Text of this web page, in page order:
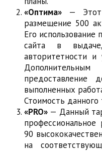
«Оптима» — Этот
размещение 500
Его
сайта в
авторитетности и
предоставление
выполненных
Стоимость данного
«PRO» — Данный
90
на